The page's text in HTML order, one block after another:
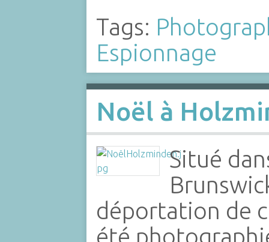
Tags:
Espionnage
Noël à
Situé
déportation de
été